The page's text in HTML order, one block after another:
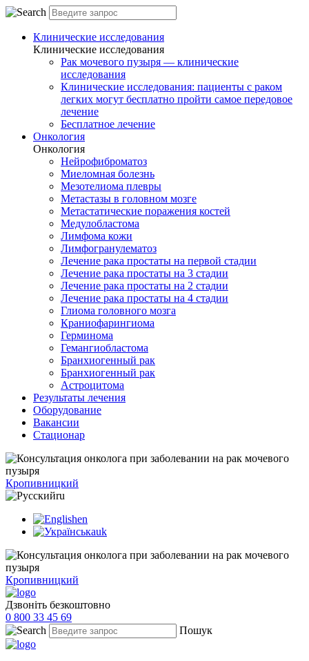
Клинические исследования
Клинические исследования
Рак мочевого пузыря — клинические
исследования
Клинические исследования: пациенты с раком
легких могут бесплатно пройти самое передовое
лечение
Бесплатное лечение
Онкология
Онкология
Нейрофиброматоз
Миеломная болезнь
Мезотелиома плевры
Метастазы в головном мозге
Метастатические поражения костей
Медулобластома
Лимфома кожи
Лимфогранулематоз
Лечение рака простаты на первой стадии
Лечение рака простаты на 3 стадии
Лечение рака простаты на 2 стадии
Лечение рака простаты на 4 стадии
Глиома головного мозга
Краниофарингиома
Герминома
Гемангиобластома
Бранхиогенный рак
Бранхиогенный рак
Астроцитома
Результаты лечения
Оборудование
Вакансии
Стационар
Кропивницкий
ru
en
uk
Кропивницкий
Дзвоніть безкоштовно
0 800 33 45 69
Пошук